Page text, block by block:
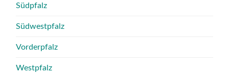
Südpfalz
Südwestpfalz
Vorderpfalz
Westpfalz